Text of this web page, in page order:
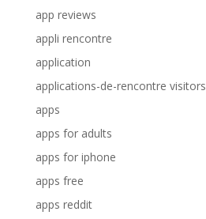
app reviews
appli rencontre
application
applications-de-rencontre visitors
apps
apps for adults
apps for iphone
apps free
apps reddit